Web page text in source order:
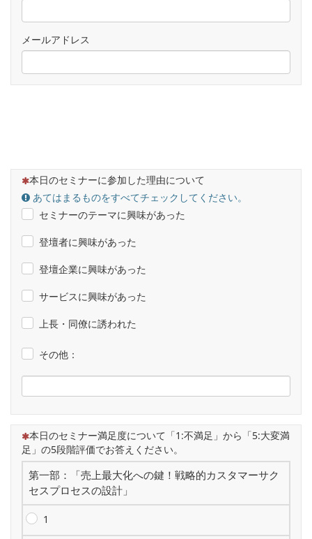
メールアドレス
（この質問は必須です）
本日のセミナーに参加した理由について
あてはまるものをすべてチェックしてください。
セミナーのテーマに興味があった
登壇者に興味があった
登壇企業に興味があった
サービスに興味があった
上長・同僚に誘われた
その他：
（この質問は必須です）
本⽇のセミナー満⾜度について「1:不満⾜」から「5:⼤変満
⾜」の5段階評価でお答えください。
第一部：「売上最大化への鍵！戦略的カスタマーサク
セスプロセスの設計」
1